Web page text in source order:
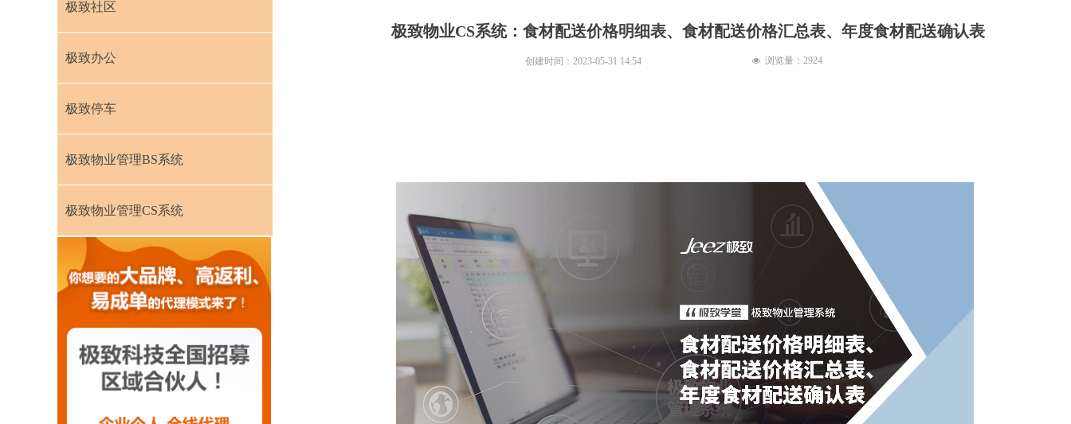
极致物业CS系统：食材配送价格明细表、食材配送价格汇总表、年度食材配送确认表
创建时间： 2023-05-31 14:54
极致社区
极致办公
极致停车
极致物业管理BS系统
极致物业管理CS系统
넶 浏览量： 2924